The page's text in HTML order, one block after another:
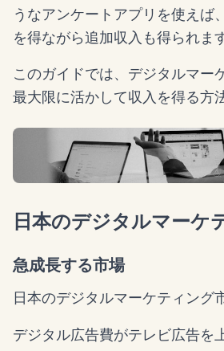
うなアンケートアプリを使えば
を得ながら追加収入も得られます
このガイドでは、デジタルマー
最大限に活かして収入を得る方
日本のデジタルマーケ
急成長する市場
日本のデジタルマーケティング
デジタル広告費がテレビ広告を